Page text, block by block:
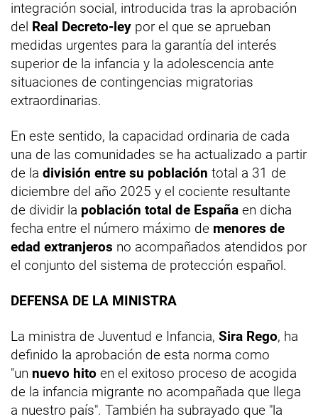
integración social, introducida tras la aprobación
del Real Decreto-ley por el que se aprueban
medidas urgentes para la garantía del interés
superior de la infancia y la adolescencia ante
situaciones de contingencias migratorias
extraordinarias.
En este sentido, la capacidad ordinaria de cada
una de las comunidades se ha actualizado a partir
de la división entre su población total a 31 de
diciembre del año 2025 y el cociente resultante
de dividir la población total de España en dicha
fecha entre el número máximo de menores de
edad extranjeros no acompañados atendidos por
el conjunto del sistema de protección español.
DEFENSA DE LA MINISTRA
La ministra de Juventud e Infancia, Sira Rego, ha
definido la aprobación de esta norma como
"un nuevo hito en el exitoso proceso de acogida
de la infancia migrante no acompañada que llega
a nuestro país". También ha subrayado que "la